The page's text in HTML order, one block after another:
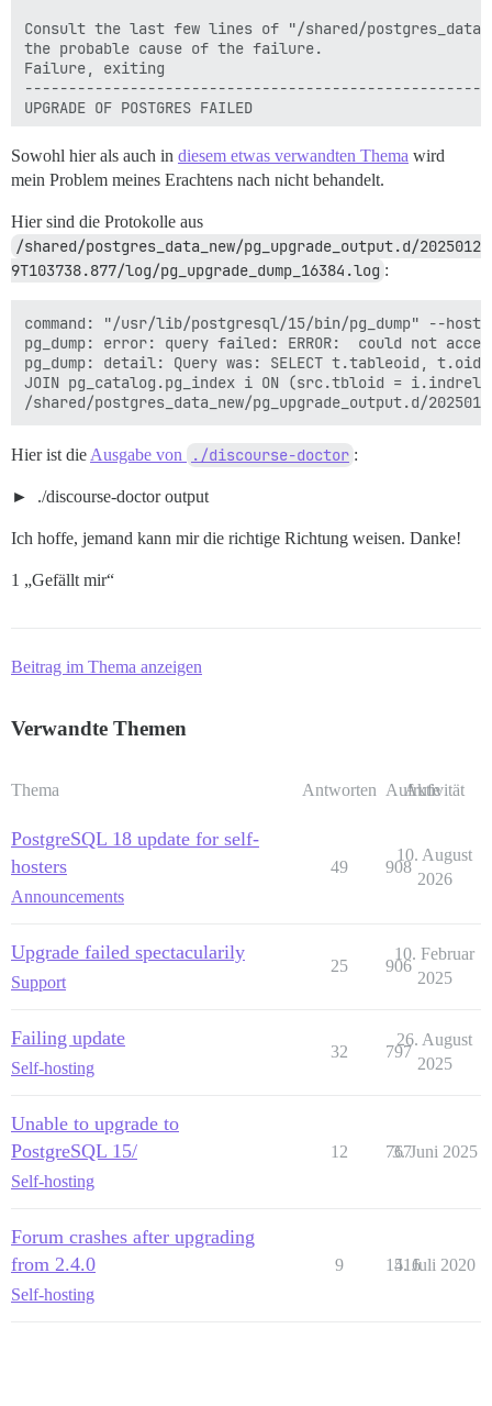
Consult the last few lines of "/shared/
the probable cause of the failure.
Failure, exiting
UPGRADE OF POSTGRES FAILED
Please visit https://meta.discourse.org/t/postgresql-
You can run ./launcher start app to restart your app
Pups::ExecError: if [ -f /root/install_postgres ];
/root/install_postgres && rm -f /root/
elif [ -e /shared/postgres_run/.s.PGSQL.5432 ]; then
socat /dev/null UNIX-CONNECT:/shared/
fi
Location of failure: /usr/local/lib/ruby/gems/3.3.0/
exec failed with the params {"tag"=>"db",
Sowohl hier als auch in diesem etwas verwandten Thema wird
mein Problem meines Erachtens nach nicht behandelt.
Hier sind die Protokolle aus
/shared/postgres_data_new/pg_upgrade_output.d/2025012
9T103738.877/log/pg_upgrade_dump_16384.log :
command: "/usr/lib/postgresql/15/bin/pg_dump" --host /
pg_dump: error: query failed: ERROR:  could not
pg_dump: detail: Query was: SELECT t.tableoid, t.oid,
JOIN pg_catalog.pg_index i ON (src.tbloid =
Hier ist die Ausgabe von ./discourse-doctor :
./discourse-doctor output
Ich hoffe, jemand kann mir die richtige Richtung weisen. Danke!
1 „Gefällt mir“
Beitrag im Thema anzeigen
Verwandte Themen
Thema Antworten Aufrufe
Aktivität
PostgreSQL 18 update for self-
hosters
Announcements
49 908
10. August
2026
Upgrade failed spectacularily
Support
25 906
10. Februar
2025
Failing update
Self-hosting
32 797
26. August
2025
Unable to upgrade to
PostgreSQL 15/
Self-hosting
12 767
3. Juni 2025
Forum crashes after upgrading
from 2.4.0
Self-hosting
9 1516
4. Juli 2020